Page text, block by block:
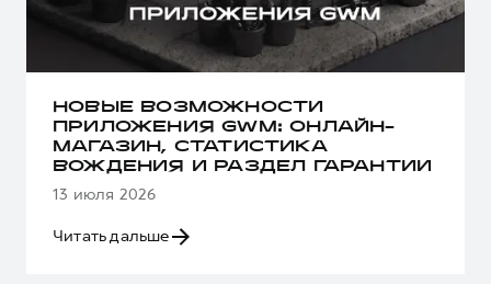
НОВЫЕ ВОЗМОЖНОСТИ
ПРИЛОЖЕНИЯ GWM: ОНЛАЙН-
МАГАЗИН, СТАТИСТИКА
ВОЖДЕНИЯ И РАЗДЕЛ ГАРАНТИИ
13 июля 2026
Читать дальше